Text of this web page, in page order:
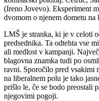
(Ireno Jovevo). Eksperiment
dvomom o njenem dometu na
LMŠ je stranka, ki je v celoti
predsednika. Ta odtehta vse
ali medlost v kampanji.
blagovna znamka tudi po
ravni. Sporočilo pred vsakimi
na liberalnem polu je tako
prišlo le, če se bodo preostali
njegovimi pogoji.